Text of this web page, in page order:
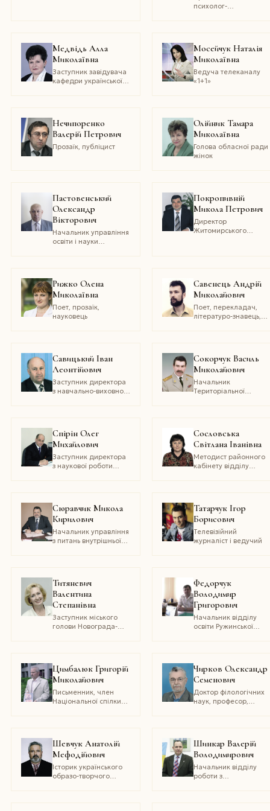
університету імені
Івана Франка
психолог-
Медвідь Алла
Миколаївна
Заступник завідувача
кафедри української
справи Національного
університету ДПС
України, доцент
Мосейчук Наталія
Миколаївна
Ведуча телеканалу
«1+1»
Нечипоренко
Валерій Петрович
Прозаїк, публіцист
Олійник Тамара
Миколаївна
Голова обласної ради
жінок
Пастовенський
Олександр
Вікторович
Начальник управління
освіти і науки
Покропивній
Микола Петрович
Директор
Житомирського
Рижко Олена
Миколаївна
Поет, прозаїк,
науковець
Савенець Андрій
Миколайович
Поет, перекладач,
літературо-знавець,
Савицький Іван
Леонтійович
Заступник директора
з навчально-виховної
Національної спілки
краєзнавців України
Сокорчук Василь
Миколайович
Начальник
Територіальної
Спірін Олег
Михайлович
Заступник директора
з наукової роботи
навчання АПН України
(м. Київ), кандидат
педагогічних наук,
доцент
Сословська
Світлана Іванівна
Методист районного
кабінету відділу
Сюравчик Микола
Кирилович
Начальник управління
з питань внутрішньої
облдержадміністрації.
Відмінник освіти
України
Татарчук Ігор
Борисович
Телевізійний
журналіст і ведучий
Титяневич
Валентина
Степанівна
Заступник міського
голови Новограда-
Федорчук
Володимир
Григорович
Начальник відділу
освіти Ружинської
Цимбалюк Григорій
Миколайович
Письменник, член
Національної спілки
Чирков Олександр
Семенович
Доктор філологічних
наук, професор,
державного
університету
Шевчук Анатолій
Мефодійович
Історик українського
образо-творчого
Шинкар Валерій
Володимирович
Начальник відділу
роботи з